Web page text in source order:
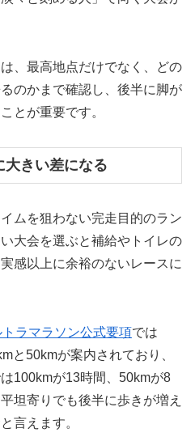
、最高地点だけでなく、どの
のかまで確認し、後半に脚が
とが重要です。
大きい差になる
ムを狙わない完走目的のラン
大会を選ぶと補給やトイレの
感以上に余裕のないレースに
ラマラソン公式要項では
と50kmが案内されており、
100kmが13時間、50kmが8
坦寄りでも後半に歩きが増え
言えます。